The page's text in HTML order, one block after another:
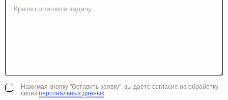
Нажимая кнопку "Оставить заявку", вы даете согласие на обработку
своих персональных данных